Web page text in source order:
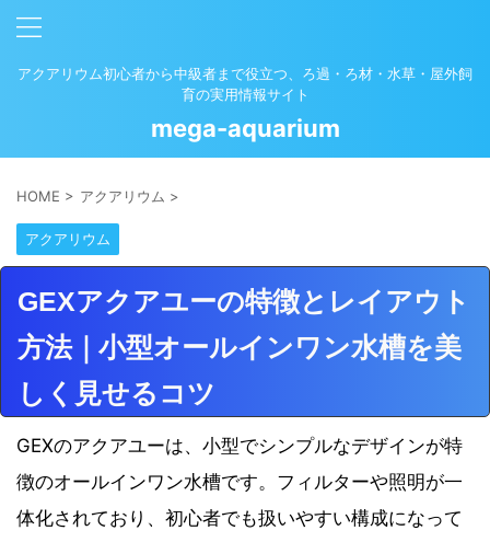
アクアリウム初心者から中級者まで役立つ、ろ過・ろ材・水草・屋外飼
育の実用情報サイト
mega-aquarium
HOME > アクアリウム >
アクアリウム
GEXアクアユーの特徴とレイアウト
方法｜小型オールインワン水槽を美
しく見せるコツ
GEXのアクアユーは、小型でシンプルなデザインが特
徴のオールインワン水槽です。フィルターや照明が一
体化されており、初心者でも扱いやすい構成になって